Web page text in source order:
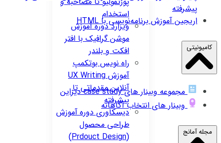
استخدام
ویزارددوره آموزش
موشن گرافیک با افتر
افکت و بلندر
راه نویسبوتکمپ
آموزش UX Writing
آنلاین مقدماتی تا
پیشرفته
دیسکاوریدوره آموزش
طراحی محصول
(Prdouct Design)
پیشرفته
اریجینآموزش برنامه‌نویسی با HTML
کامیونیتی
مجموعه وبینار های case study دیزاین
وبینار های انتخاب آگاهانه
مجله آمانج